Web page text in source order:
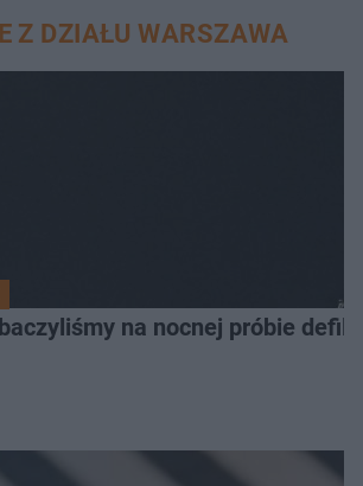
Z DZIAŁU WARSZAWA
na nocnej próbie